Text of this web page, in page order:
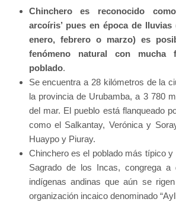
Chinchero es reconocido
arcoíris’ pues en época de lluvias
enero, febrero o marzo) es
fenómeno natural con mucha
poblado.
Se encuentra a 28 kilómetros de la
la provincia de Urubamba, a 3 780
del mar. El pueblo está flanqueado
como el Salkantay, Verónica y
Huaypo y Piuray.
Chinchero es el poblado más típico y
Sagrado de los Incas, congrega a
indígenas andinas que aún se
organización incaico denominado